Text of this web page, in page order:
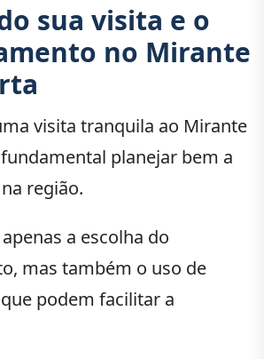
sua visita e o
no Mirante
visita tranquila ao Mirante
planejar bem a
região.
a escolha do
mas também o uso de
podem facilitar a